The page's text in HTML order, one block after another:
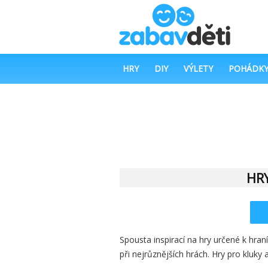
HRY DIY VÝLETY POHÁDKY
Spousta inspirací na hry určené k
při nejrůznějších hrách. Hry pro kluky